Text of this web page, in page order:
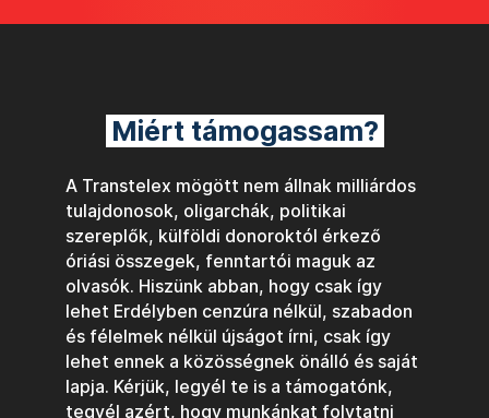
Miért támogassam?
A Transtelex mögött nem állnak milliárdos
tulajdonosok, oligarchák, politikai
szereplők, külföldi donoroktól érkező
óriási összegek, fenntartói maguk az
olvasók. Hiszünk abban, hogy csak így
lehet Erdélyben cenzúra nélkül, szabadon
és félelmek nélkül újságot írni, csak így
lehet ennek a közösségnek önálló és saját
lapja. Kérjük, legyél te is a támogatónk,
tegyél azért, hogy munkánkat folytatni